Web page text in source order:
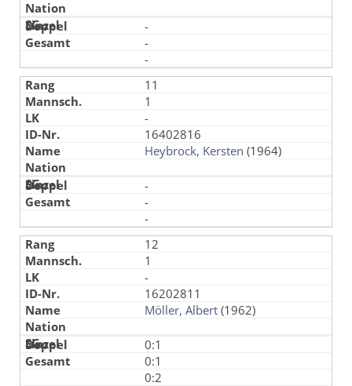
-
-
-
11
1
-
16402816
Heybrock, Kersten (1964)
-
-
-
12
1
-
16202811
Möller, Albert (1962)
0:1
0:1
0:2